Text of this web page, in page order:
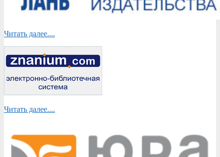
Читать далее....
Читать далее....